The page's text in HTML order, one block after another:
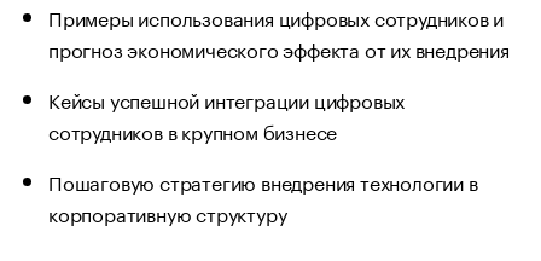
Примеры использования цифровых сотрудников и
прогноз экономического эффекта от их внедрения
Кейсы успешной интеграции цифровых
сотрудников в крупном бизнесе
Пошаговую стратегию внедрения технологии в
корпоративную структуру